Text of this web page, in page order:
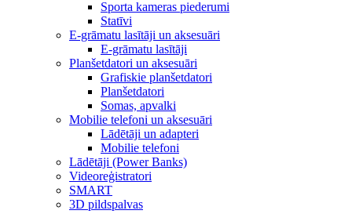
Sporta kameras piederumi
Statīvi
E-grāmatu lasītāji un aksesuāri
E-grāmatu lasītāji
Planšetdatori un aksesuāri
Grafiskie planšetdatori
Planšetdatori
Somas, apvalki
Mobilie telefoni un aksesuāri
Lādētāji un adapteri
Mobilie telefoni
Lādētāji (Power Banks)
Videoreģistratori
SMART
3D pildspalvas